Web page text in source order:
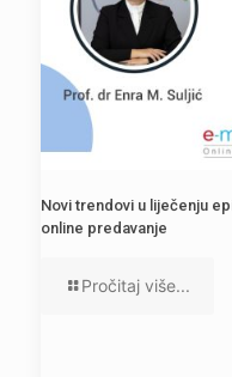
Novi trendovi u liječenju
online predavanje
Pročitaj više...